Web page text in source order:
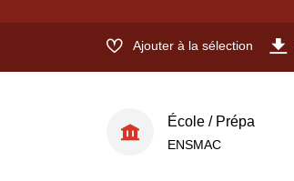
Ajouter à la sélection
École / Prépa
ENSMAC